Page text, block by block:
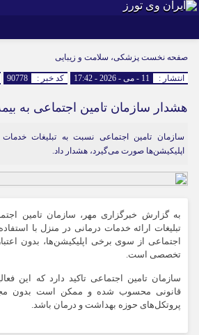
اینستاگرامصفحه نخست پزشکی، سلامت و زیبایی
انتشار : 11 - می - 2026 - 17:42 کد خبر : 90778
هشدار سازمان تامین اجتماعی به
سازمان تامین اجتماعی نسبت به تبلیغات
اپلیکیشن‌ها صورت می‌گیرد، هشدار داد.
به گزارش خبرگزاری مهر، سازمان تامین
تبلیغات ارائه خدمات درمانی در منزل با
اجتماعی از سوی برخی اپلیکیشن‌ها، بدون
تخصصی است.
سازمان تامین اجتماعی تاکید دارد که این
قانونی محسوب شده و ممکن است بدون
پروتکل‌های حوزه بهداشت و درمان باشد.